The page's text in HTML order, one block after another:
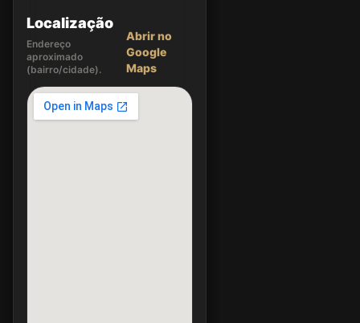
Localização
Endereço
aproximado
(bairro/cidade).
Abrir no
Google
Maps